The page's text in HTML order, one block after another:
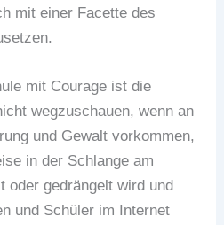
mit einer Facette des
mit Courage ist die
wegzuschauen, wenn an
und Gewalt vorkommen,
in der Schlange am
oder gedrängelt wird und
und Schüler im Internet